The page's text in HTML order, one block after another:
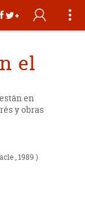
el
en
y obras
, 1989 )